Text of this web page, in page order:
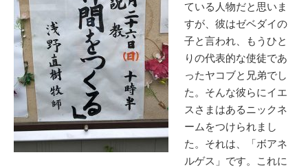
ている人物だと思いま
すが、彼はゼベダイの
子と言われ、もうひと
りの代表的な使徒であ
ったヤコブと兄弟でし
た。そんな彼らにイエ
スさまはあるニックネ
ームをつけられまし
た。それは、「ボアネ
ルゲス」です。これに